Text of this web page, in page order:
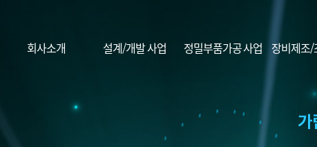
회사소개 설계/개발 사업 정밀부품가공 사업 장비제조/